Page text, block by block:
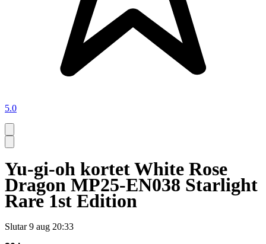
5.0
Yu-gi-oh kortet White Rose
Dragon MP25-EN038 Starlight
Rare 1st Edition
Slutar 9 aug 20:33